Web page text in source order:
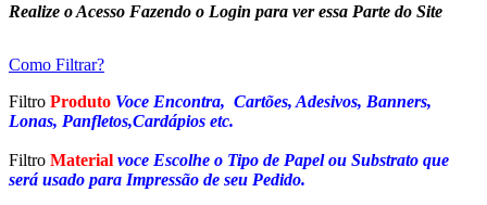
Realize o Acesso Fazendo o Login para ver essa Parte do Site
Como Filtrar?
Filtro Produto Voce Encontra, Cartões, Adesivos, Banners,
Lonas, Panfletos,Cardápios etc.
Filtro Material voce Escolhe o Tipo de Papel ou Substrato que
será usado para Impressão de seu Pedido.